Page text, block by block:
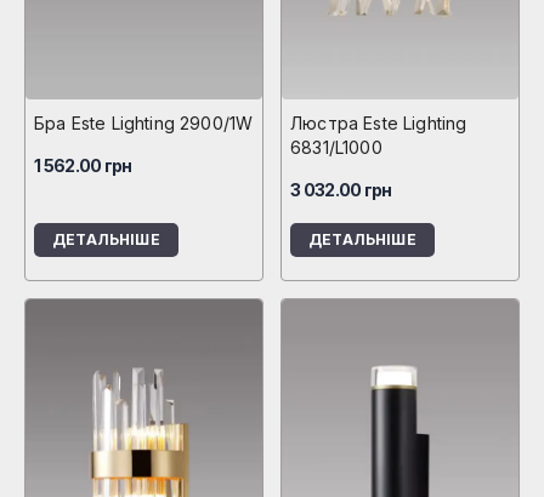
Бра Este Lighting 2900/1W
1 562.00 грн
ДЕТАЛЬНІШЕ
Люстра Este Lighting
6831/L1000
3 032.00 грн
ДЕТАЛЬНІШЕ